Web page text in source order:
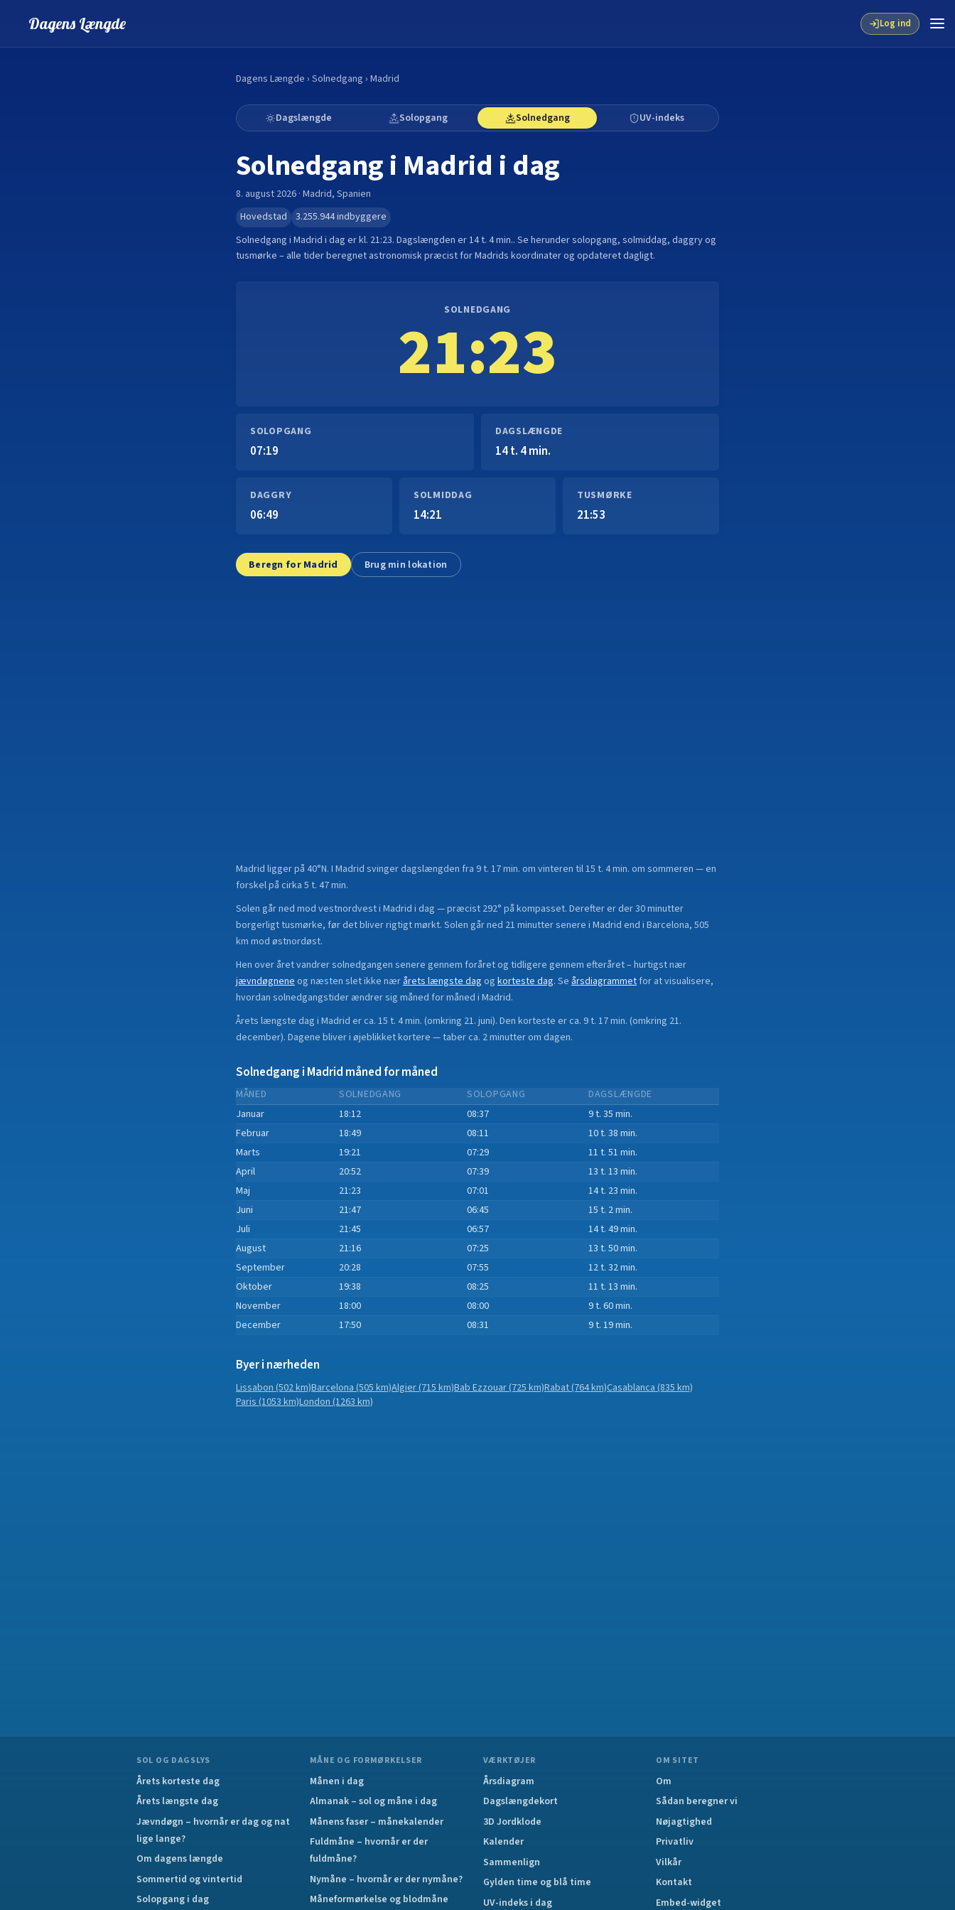
Dagens Længde Log ind
Dagens Længde › Solnedgang › Madrid
Dagslængde Solopgang Solnedgang UV-indeks
Solnedgang i Madrid i dag
8. august 2026 · Madrid, Spanien
Hovedstad
3.255.944indbyggere
Solnedgang i Madrid i dag er kl. 21:23. Dagslængden er14 t. 4 min.. Se herunder solopgang, solmiddag, daggry og
tusmørke – alle tider beregnet astronomisk præcist forMadrids koordinater og opdateret dagligt.
SOLNEDGANG
21:23
SOLOPGANG
07:19
DAGSLÆNGDE
14 t. 4 min.
DAGGRY
06:49
SOLMIDDAG
14:21
TUSMØRKE
21:53
Beregn for Madrid Brug min lokation
Madrid ligger på 40°N. I Madrid svinger dagslængden fra 9 t. 17 min. om vinteren til 15 t. 4 min. om sommeren — en
forskel på cirka 5 t. 47 min.
Solen går ned mod vestnordvest i Madrid i dag — præcist 292° på kompasset. Derefter er der 30 minutter
borgerligt tusmørke, før det bliver rigtigt mørkt. Solen går ned 21 minutter senere i Madrid end i Barcelona, 505
km mod østnordøst.
Hen over året vandrer solnedgangen senere gennem foråret og tidligere gennem efteråret– hurtigst nær
jævndøgneneog næsten slet ikke nærårets længste dag og korteste dag. Se årsdiagrammetfor at visualisere,
hvordan solnedgangstider ændrer sig måned for måned i Madrid.
Årets længste dag i Madrid er ca. 15 t. 4 min. (omkring 21. juni). Den korteste er ca. 9 t. 17 min. (omkring 21.
december). Dagene bliver i øjeblikketkortere —taberca. 2minutterom dagen.
Solnedgang i Madrid måned for måned
MÅNED SOLNEDGANG SOLOPGANG
DAGSLÆNGDE
Januar
18:12 08:37
9 t. 35 min.
Februar
18:49 08:11
10 t. 38 min.
Marts
19:21 07:29
11 t. 51 min.
April
20:52 07:39
13 t. 13 min.
Maj
21:23 07:01
14 t. 23 min.
Juni
21:47 06:45
15 t. 2 min.
Juli
21:45 06:57
14 t. 49 min.
August
21:16 07:25
13 t. 50 min.
September
20:28 07:55
12 t. 32 min.
Oktober
19:38 08:25
11 t. 13 min.
November
18:00 08:00
9 t. 60 min.
December
17:50 08:31 9 t. 19 min.
Byer i nærheden
Lissabon(502 km)Barcelona(505 km)Algier(715 km)Bab Ezzouar(725 km)Rabat(764 km)Casablanca(835 km)
Paris(1053 km)London(1263 km)
SOL OG DAGSLYS
Årets korteste dag
Årets længste dag
Jævndøgn – hvornår er dag og nat
lige lange?
Om dagens længde
Sommertid og vintertid
Solopgang i dag
MÅNE OG FORMØRKELSER
Månen i dag
Almanak – sol og måne i dag
Månens faser – månekalender
Fuldmåne – hvornår er der
fuldmåne?
Nymåne – hvornår er der nymåne?
Måneformørkelse og blodmåne
VÆRKTØJER
Årsdiagram
Dagslængdekort
3D Jordklode
Kalender
Sammenlign
Gylden time og blå time
UV-indeks i dag
OM SITET
Om
Sådan beregner vi
Nøjagtighed
Privatliv
Vilkår
Kontakt
Embed-widget